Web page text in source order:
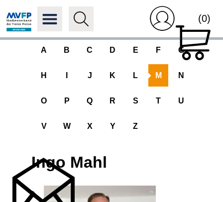
(0)
A B C D E F G
H J K L M N
O P Q R S T U
V W X Y Z
Ingo Mahl